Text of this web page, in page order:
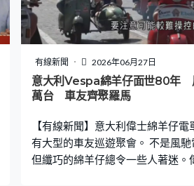
有線新聞 2026年06月27日
意大利Vespa綿羊仔面世80年
萬台 車友齊聚羅馬
【有線新聞】意大利偉士綿羊仔
有大型的車友巡遊聚會。 不是風馳
但纖巧的綿羊仔總令一些人著迷。